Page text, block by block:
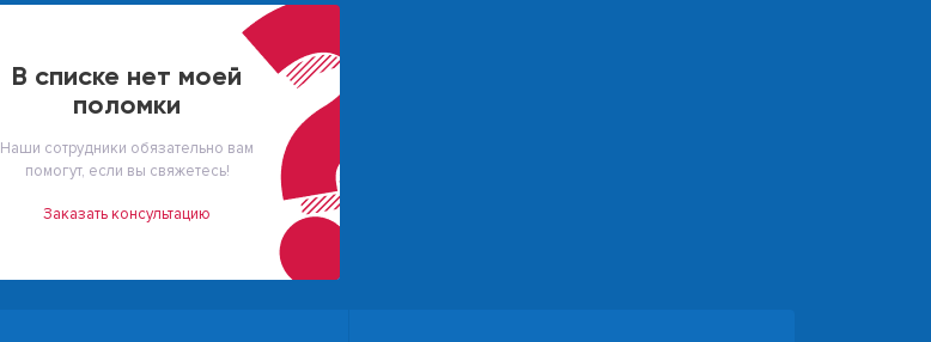
В списке нет моей
поломки
Наши сотрудники обязательно вам
помогут, если вы свяжетесь!
Заказать консультацию